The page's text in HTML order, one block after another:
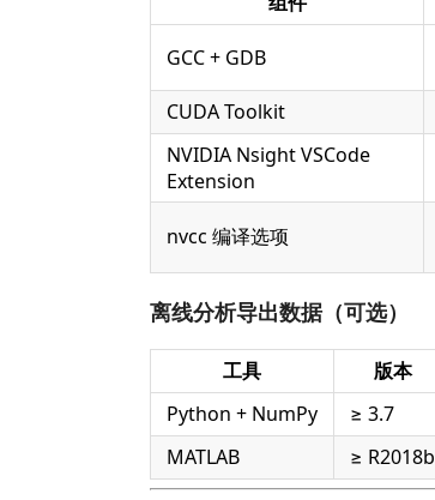
GCC + GDB
CUDA Toolkit
NVIDIA Nsight VSCode
Extension
nvcc 编译选项
离线分析导出数据（可选）
工具 版本
Python + NumPy
≥ 3.7
MATLAB
≥ R2018b